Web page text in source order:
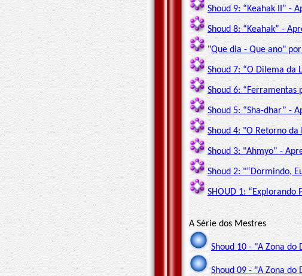
Shoud 9: “Keahak II” -
Shoud 8: “Keahak” -
"Que dia - Que ano"
Shoud 7: “O Dilema da
Shoud 6:
Shoud 5: “Sha-dhar” -
Shoud 4: "O Retorno
Shoud 3: "Ahmyo” -
Shoud 2: "“Dormindo,
SHOUD 1: “Explorando
A Série dos Mestres
Shoud 10 - "A Zona
Shoud 09 - "A Zona